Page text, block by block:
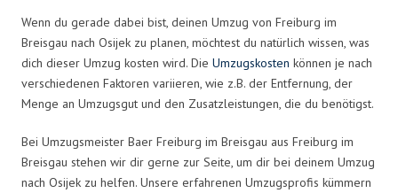
Wenn du gerade dabei bist, deinen Umzug von Freiburg im
Breisgau nach Osijek zu planen, möchtest du natürlich wissen, was
dich dieser Umzug kosten wird. Die Umzugskosten können je nach
verschiedenen Faktoren variieren, wie z.B. der Entfernung, der
Menge an Umzugsgut und den Zusatzleistungen, die du benötigst.
Bei Umzugsmeister Baer Freiburg im Breisgau aus Freiburg im
Breisgau stehen wir dir gerne zur Seite, um dir bei deinem Umzug
nach Osijek zu helfen. Unsere erfahrenen Umzugsprofis kümmern